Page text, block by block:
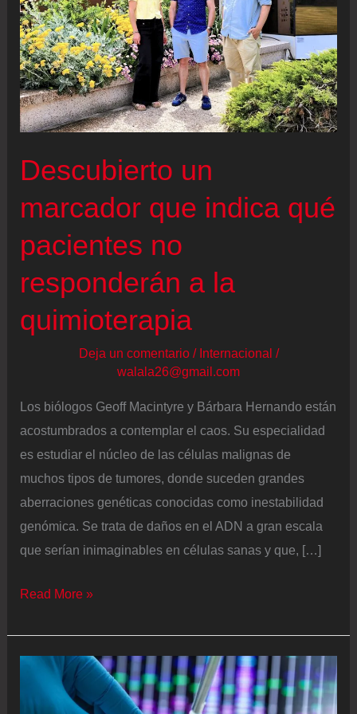
Descubierto un
marcador que indica qué
pacientes no
responderán a la
quimioterapia
Deja un comentario / Internacional /
walala26@gmail.com
Los biólogos Geoff Macintyre y Bárbara Hernando están
acostumbrados a contemplar el caos. Su especialidad
es estudiar el núcleo de las células malignas de
muchos tipos de tumores, donde suceden grandes
aberraciones genéticas conocidas como inestabilidad
genómica. Se trata de daños en el ADN a gran escala
que serían inimaginables en células sanas y que, […]
Descubierto
marcador
que
Read More »